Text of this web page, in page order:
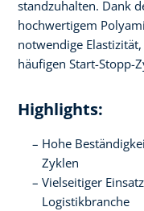
standzuhalten. Dank
hochwertigem
notwendige
häufigen Start-Stopp-
Highlights:
Hohe
Zyklen
Vielseitiger
Logistikbranche